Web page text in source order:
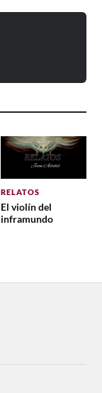
RELATOS
El violín del
inframundo